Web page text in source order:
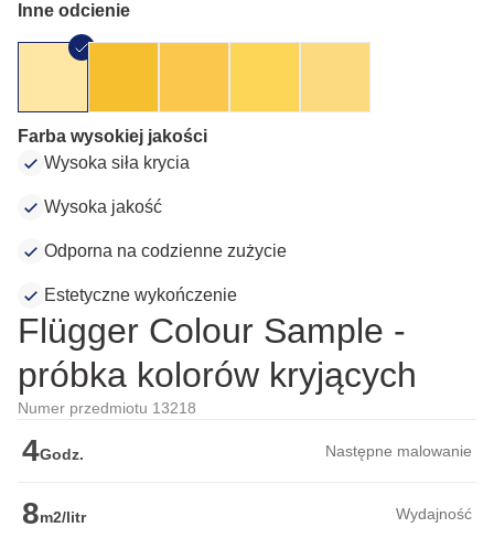
Inne odcienie
Farba wysokiej jakości
Wysoka siła krycia
Wysoka jakość
Odporna na codzienne zużycie
Estetyczne wykończenie
Flügger Colour Sample -
próbka kolorów kryjących
Numer przedmiotu 13218
4Godz. Następne malowanie
8m2/litr Wydajność